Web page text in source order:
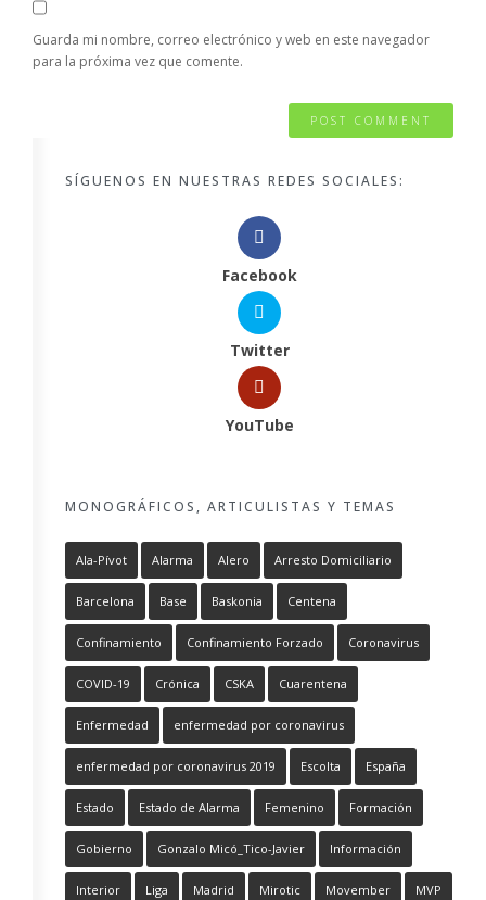
Guarda mi nombre, correo electrónico y web en este navegador
para la próxima vez que comente.
SÍGUENOS EN NUESTRAS REDES SOCIALES:
Facebook
Twitter
YouTube
MONOGRÁFICOS, ARTICULISTAS Y TEMAS
Ala-Pívot Alarma Alero Arresto Domiciliario
Barcelona Base Baskonia Centena
Confinamiento Confinamiento Forzado Coronavirus
COVID-19 Crónica CSKA Cuarentena
Enfermedad enfermedad por coronavirus
enfermedad por coronavirus 2019 Escolta España
Estado Estado de Alarma Femenino Formación
Gobierno Gonzalo Micó_Tico-Javier Información
Interior Liga Madrid Mirotic Movember MVP